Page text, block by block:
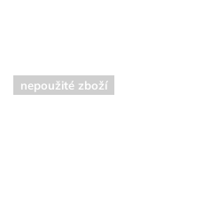
nepoužité zboží